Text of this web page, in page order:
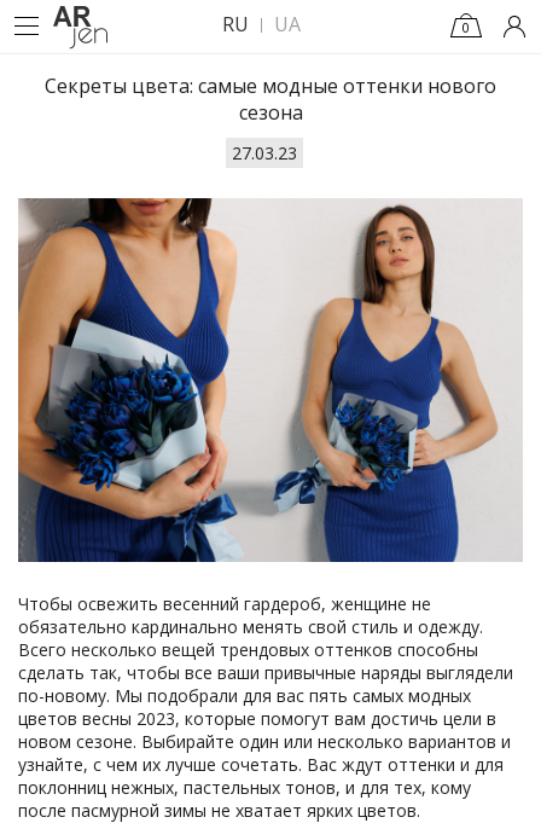
RU UA 0
Секреты цвета: самые модные оттенки нового
сезона
27.03.23
Чтобы освежить весенний гардероб, женщине не
обязательно кардинально менять свой стиль и одежду.
Всего несколько вещей трендовых оттенков способны
сделать так, чтобы все ваши привычные наряды выглядели
по-новому. Мы подобрали для вас пять самых модных
цветов весны 2023, которые помогут вам достичь цели в
новом сезоне. Выбирайте один или несколько вариантов и
узнайте, с чем их лучше сочетать. Вас ждут оттенки и для
поклонниц нежных, пастельных тонов, и для тех, кому
после пасмурной зимы не хватает ярких цветов.